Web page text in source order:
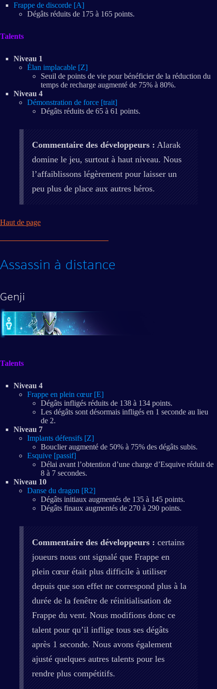
Frappe de discorde [A]
Dégâts réduits de 175 à 165 points.
Talents
Niveau 1
Élan implacable [Z]
Seuil de points de vie pour bénéficier de la réduction du
temps de recharge augmenté de 75% à 80%.
Niveau 4
Démonstration de force [trait]
Dégâts réduits de 65 à 61 points.
Commentaire des développeurs : Alarak
domine le jeu, surtout à haut niveau. Nous
l’affaiblissons légèrement pour laisser un
peu plus de place aux autres héros.
Haut de page
Assassin à distance
Genji
Talents
Niveau 4
Frappe en plein cœur [E]
Dégâts infligés réduits de 138 à 134 points.
Les dégâts sont désormais infligés en 1 seconde au lieu
de 2.
Niveau 7
Implants défensifs [Z]
Bouclier augmenté de 50% à 75% des dégâts subis.
Esquive [passif]
Délai avant l’obtention d’une charge d’Esquive réduit de
8 à 7 secondes.
Niveau 10
Danse du dragon [R2]
Dégâts initiaux augmentés de 135 à 145 points.
Dégâts finaux augmentés de 270 à 290 points.
Commentaire des développeurs : certains
joueurs nous ont signalé que Frappe en
plein cœur était plus difficile à utiliser
depuis que son effet ne correspond plus à la
durée de la fenêtre de réinitialisation de
Frappe du vent. Nous modifions donc ce
talent pour qu’il inflige tous ses dégâts
après 1 seconde. Nous avons également
ajusté quelques autres talents pour les
rendre plus compétitifs.